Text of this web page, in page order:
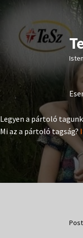
aa
Legyen a pártoló tagunk
Mi az a pártoló tagság?